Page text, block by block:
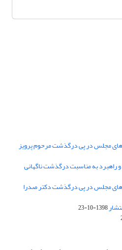
مجلس در پی درگذشت مرحوم پرویز
راهبرد به مناسبت درگذشت ناگهانی
مجلس در پی درگذشت دکتر صدرا
1398-10-23